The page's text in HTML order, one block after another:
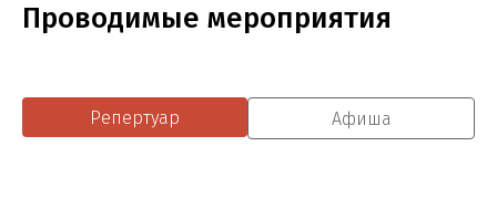
Проводимые мероприятия
Репертуар Афиша